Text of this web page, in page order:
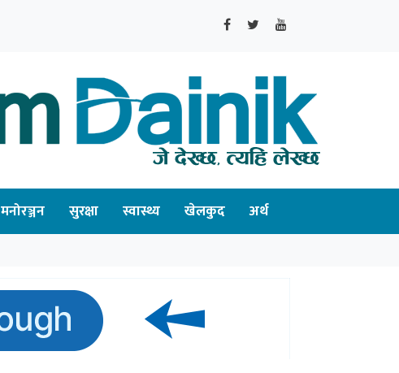
मनोरञ्जन सुरक्षा स्वास्थ्य खेलकुद अर्थ